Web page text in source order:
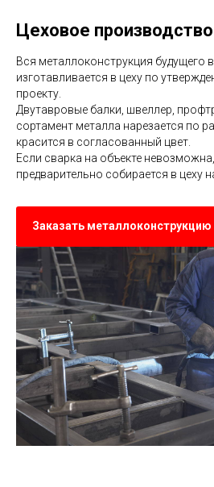
Цеховое производство
Вся металлоконструкция будущего
изготавливается в цеху по
проекту.
Двутавровые балки, швеллер,
сортамент металла нарезается по
красится в согласованный цвет.
Если сварка на объекте
предварительно собирается в цеху
Заказать металлоконструкцию